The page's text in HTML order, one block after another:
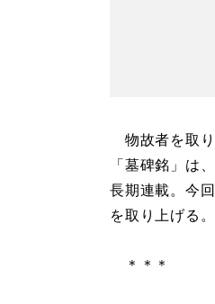
物故者を取り
「墓碑銘」は
長期連載。今
を取り上げる。
＊＊＊